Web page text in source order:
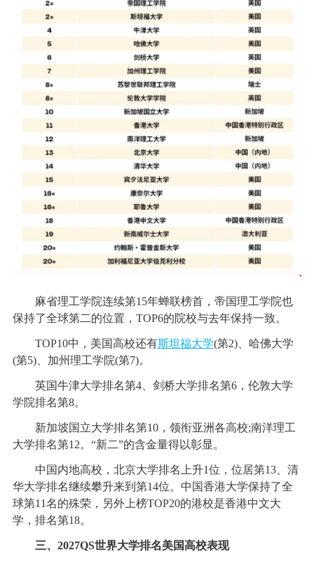
麻省理工学院连续第15年蝉联榜首，帝国理工学院也
保持了全球第二的位置，TOP6的院校与去年保持一致。
TOP10中，美国高校还有斯坦福大学(第2)、哈佛大学
(第5)、加州理工学院(第7)。
英国牛津大学排名第4、剑桥大学排名第6，伦敦大学
学院排名第8。
新加坡国立大学排名第10，领衔亚洲各高校;南洋理工
大学排名第12。“新二”的含金量得以彰显。
中国内地高校，北京大学排名上升1位，位居第13、清
华大学排名继续攀升来到第14位。中国香港大学保持了全
球第11名的殊荣，另外上榜TOP20的港校是香港中文大
学，排名第18。
三、2027QS世界大学排名美国高校表现